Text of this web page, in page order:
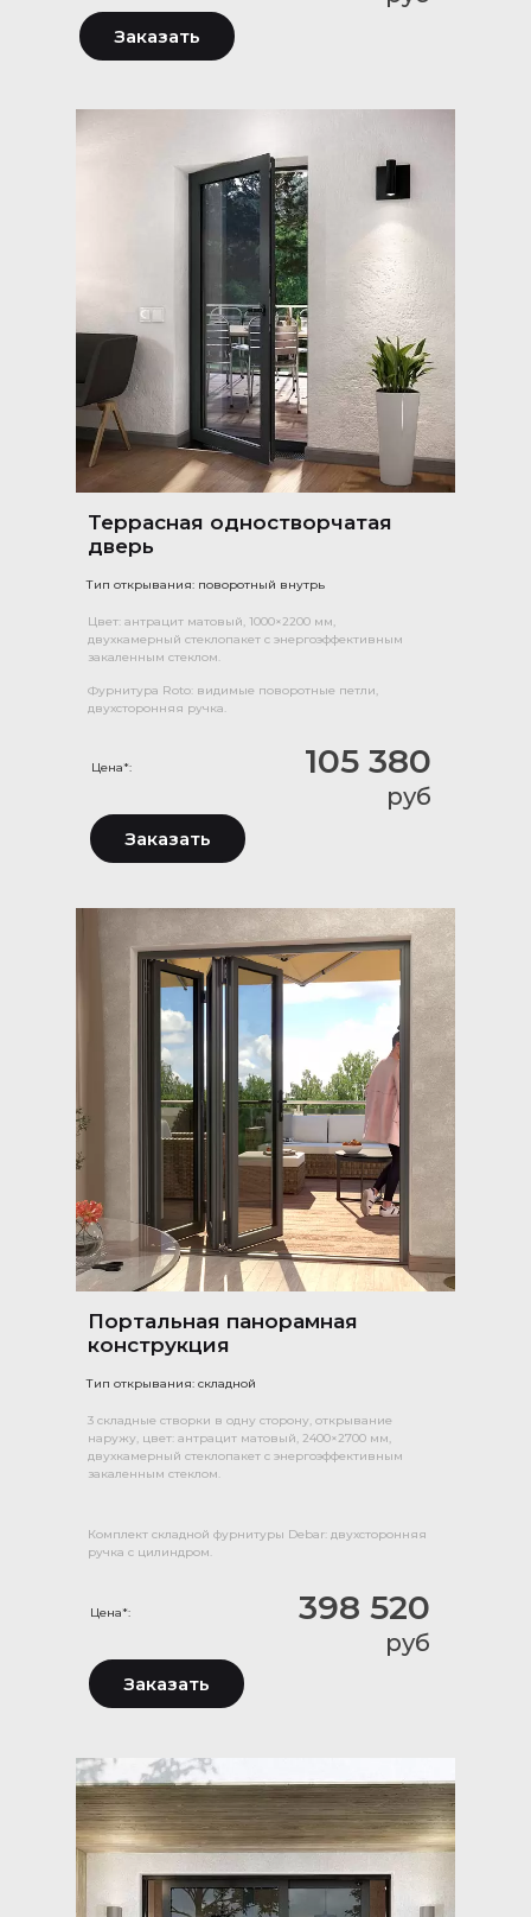
105 380
руб
Террасная одностворчатая
дверь
Тип открывания: поворотный внутрь
Цвет: антрацит матовый, 1000×2200 мм,
двухкамерный стеклопакет с энергоэффективным
закаленным стеклом.
Фурнитура Roto: видимые поворотные петли,
двухсторонняя ручка.
Цена*:
Заказать
398 520
руб
Портальная панорамная
конструкция
Тип открывания: складной
3 складные створки в одну сторону, открывание
наружу, цвет: антрацит матовый, 2400×2700 мм,
двухкамерный стеклопакет с энергоэффективным
закаленным стеклом.
Комплект складной фурнитуры Debar: двухсторонняя
ручка с цилиндром.
Цена*:
Заказать
Заказать